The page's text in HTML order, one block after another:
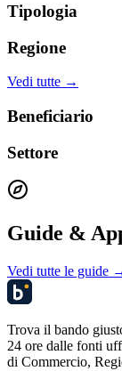
Tipologia
Regione
Vedi tutte →
Beneficiario
Settore
Guide &
Vedi tutte le guide
Trova il bando
24 ore dalle fonti
di Commercio,